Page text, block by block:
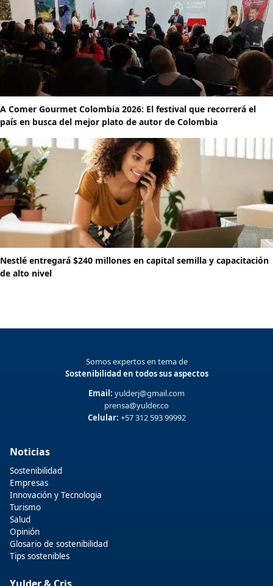
A Comer Gourmet Colombia 2026: El festival que recorrerá el
país en busca del mejor plato de autor de Colombia
Nestlé entregará $240 millones en capital semilla y capacitación
de alto nivel
Somos expertos en tema de
Sostenibilidad en todos sus aspectos
Email: yulderj@gmail.com
prensa@yulder.co
Celular: +57 312 593 99992
Noticias
Sostenibilidad
Empresas
Innovación y Tecnologia
Turismo
Salud
Opinión
Glosario de sostenibilidad
Tips sostenibles